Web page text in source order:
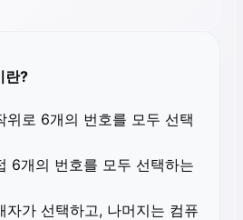
란?
위로 6개의 번호를 모두 선택
6개의 번호를 모두 선택하는
자가 선택하고, 나머지는 컴퓨